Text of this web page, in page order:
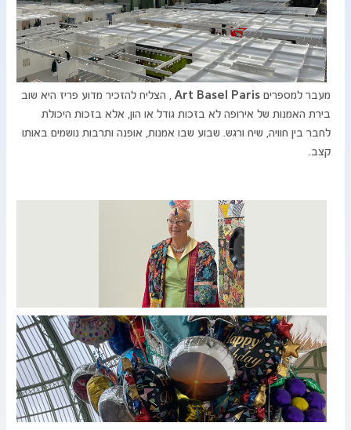
מעבר למספרים Art Basel Paris , הצליח להזכיר מדוע פריז היא שוב
בירת האמנות של אירופה לא בזכות גודל או הון, אלא בזכות היכולת
לחבר בין חוויה, שיח ורגש. שבוע שבו אמנות, אופנה ותרבות נושמים באותו
קצב.